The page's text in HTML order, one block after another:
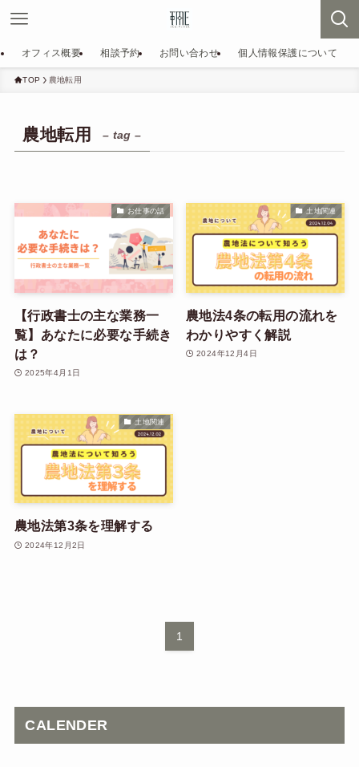
オフィス概要 相談予約 お問い合わせ 個人情報保護について
TOP 農地転用
農地転用 – tag –
お仕事の話
【行政書士の主な業務一
覧】あなたに必要な手続き
は？
2025年4月1日
土地関連
農地法4条の転用の流れを
わかりやすく解説
2024年12月4日
土地関連
農地法第3条を理解する
2024年12月2日
1
CALENDER